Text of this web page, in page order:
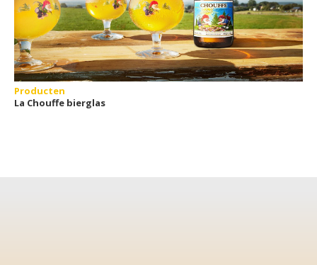
Producten
La Chouffe bierglas